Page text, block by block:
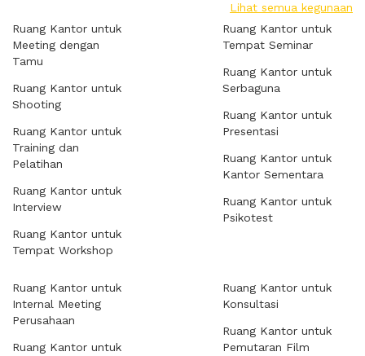
Lihat semua kegunaan
Ruang Kantor untuk
Meeting dengan
Tamu
Ruang Kantor untuk
Shooting
Ruang Kantor untuk
Training dan
Pelatihan
Ruang Kantor untuk
Interview
Ruang Kantor untuk
Tempat Workshop
Ruang Kantor untuk
Tempat Seminar
Ruang Kantor untuk
Serbaguna
Ruang Kantor untuk
Presentasi
Ruang Kantor untuk
Kantor Sementara
Ruang Kantor untuk
Psikotest
Ruang Kantor untuk
Internal Meeting
Perusahaan
Ruang Kantor untuk
Ruang Kantor untuk
Konsultasi
Ruang Kantor untuk
Pemutaran Film